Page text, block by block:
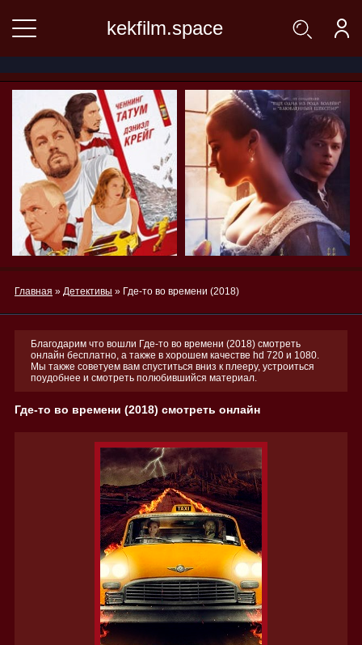
kekfilm.space
Главная » Детективы » Где-то во времени (2018)
Благодарим что вошли Где-то во времени (2018) смотреть
онлайн бесплатно, а также в хорошем качестве hd 720 и 1080.
Мы также советуем вам спуститься вниз к плееру, устроиться
поудобнее и смотреть полюбившийся материал.
Где-то во времени (2018) смотреть онлайн